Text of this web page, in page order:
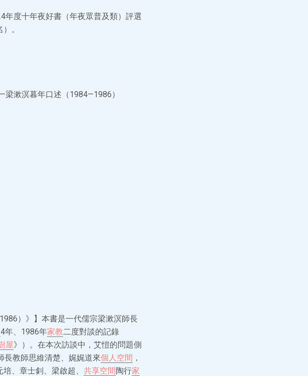
年度十年夜好書（年夜眾普及類）評選
。
漱溟暮年口述（1984—1986）
）》】本書是一代儒宗梁漱溟師長
4年、1986年家教二度對談的記錄
屋》）。在本次訪談中，艾愷的問題側
長教師思維清楚、娓娓道來個人空間 ，
、章士釗、梁啟超、 共享空間陶行家